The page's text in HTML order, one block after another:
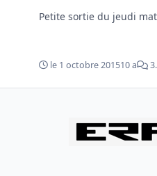
Petite sortie du jeudi
le 1 octobre 201510 a